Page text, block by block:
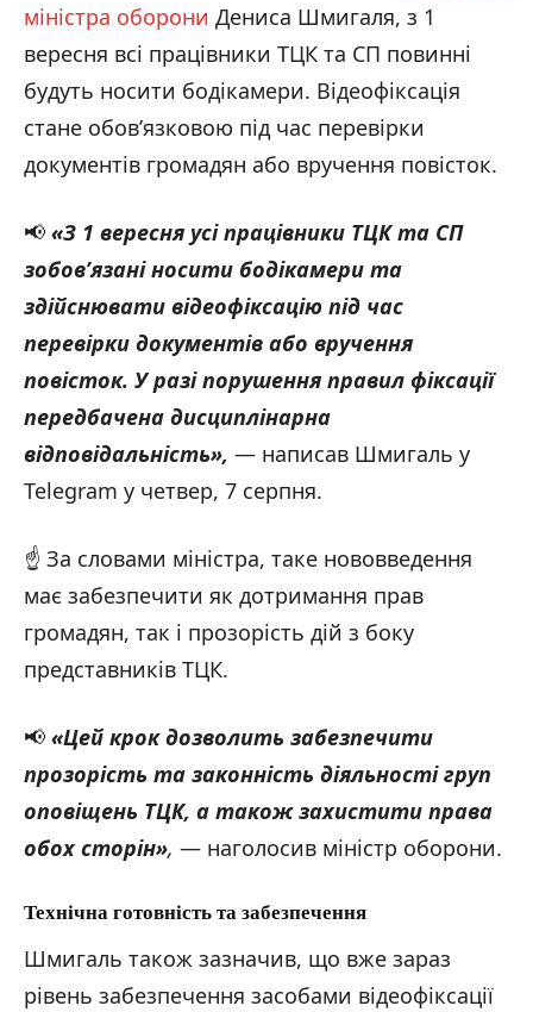
міністра оборони Дениса Шмигаля, з 1
вересня всі працівники ТЦК та СП повинні
будуть носити бодікамери. Відеофіксація
стане обов’язковою під час перевірки
документів громадян або вручення повісток.
📢 «З 1 вересня усі працівники ТЦК та СП
зобовʼязані носити бодікамери та
здійснювати відеофіксацію під час
перевірки документів або вручення
повісток. У разі порушення правил фіксації
передбачена дисциплінарна
відповідальність», — написав Шмигаль у
Telegram у четвер, 7 серпня.
☝️ За словами міністра, таке нововведення
має забезпечити як дотримання прав
громадян, так і прозорість дій з боку
представників ТЦК.
📢 «Цей крок дозволить забезпечити
прозорість та законність діяльності груп
оповіщень ТЦК, а також захистити права
обох сторін», — наголосив міністр оборони.
Технічна готовність та забезпечення
Шмигаль також зазначив, що вже зараз
рівень забезпечення засобами відеофіксації